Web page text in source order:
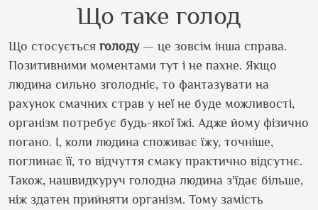
Що таке голод
Що стосується голоду — це зовсім інша справа.
Позитивними моментами тут і не пахне. Якщо
людина сильно зголодніє, то фантазувати на
рахунок смачних страв у неї не буде можливості,
організм потребує будь-якої їжі. Адже йому фізично
погано. І, коли людина споживає їжу, точніше,
поглинає її, то відчуття смаку практично відсутнє.
Також, нашвидкуруч голодна людина з'їдає більше,
ніж здатен прийняти організм. Тому замість